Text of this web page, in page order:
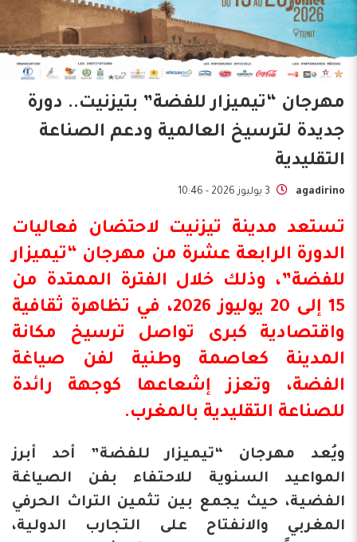
مهرجان “تيميزار للفضة” بتيزنيت.. دورة
جديدة لترسيخ العالمية ودعم الصناعة
التقليدية
agadirino 3 يوليوز 2026 - 10:46
تستعد مدينة تيزنيت لاحتضان فعاليات
الدورة الرابعة عشرة من مهرجان “تيميزار
للفضة”، وذلك خلال الفترة الممتدة من
15 إلى 20 يوليوز 2026، في تظاهرة ثقافية
واقتصادية كبرى تواصل ترسيخ مكانة
المدينة كعاصمة وطنية لفن صياغة
الفضة، وتعزز إشعاعها كوجهة رائدة
للصناعة التقليدية بالمغرب.
ويُعد مهرجان “تيميزار للفضة” أحد أبرز
المواعيد السنوية للاحتفاء بفن الصياغة
الفضية، حيث يجمع بين تثمين التراث الحرفي
المغربي والانفتاح على التجارب الدولية،